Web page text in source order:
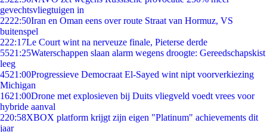
gevechtsvliegtuigen in
2222:50Iran en Oman eens over route Straat van Hormuz, VS
buitenspel
222:17Le Court wint na nerveuze finale, Pieterse derde
5521:25Waterschappen slaan alarm wegens droogte: Gereedschapskist
leeg
4521:00Progressieve Democraat El-Sayed wint nipt voorverkiezing
Michigan
1621:00Drone met explosieven bij Duits vliegveld voedt vrees voor
hybride aanval
220:58XBOX platform krijgt zijn eigen "Platinum" achievements dit
jaar